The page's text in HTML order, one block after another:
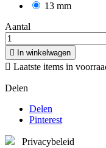
13 mm
Aantal
 In winkelwagen
 Laatste items in
Delen
Delen
Pinterest
Privacybeleid